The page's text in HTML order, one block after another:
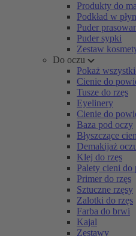
Produkty do
Podkład w
Puder
Puder sypki
Zestaw
Do oczu
Pokaż
Cienie do
Tusze do rzęs
Eyelinery
Cienie do
Baza pod oczy
Błyszczące
Demakijaż
Klej do rzęs
Palety cieni do
Primer do rzęs
Sztuczne rzęsy
Zalotki do rzęs
Farba do brwi
Kajal
Zestawy